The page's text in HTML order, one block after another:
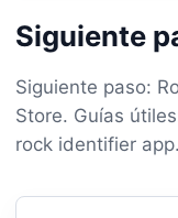
Siguiente
Siguiente paso:
Store. Guías
rock identifier app.